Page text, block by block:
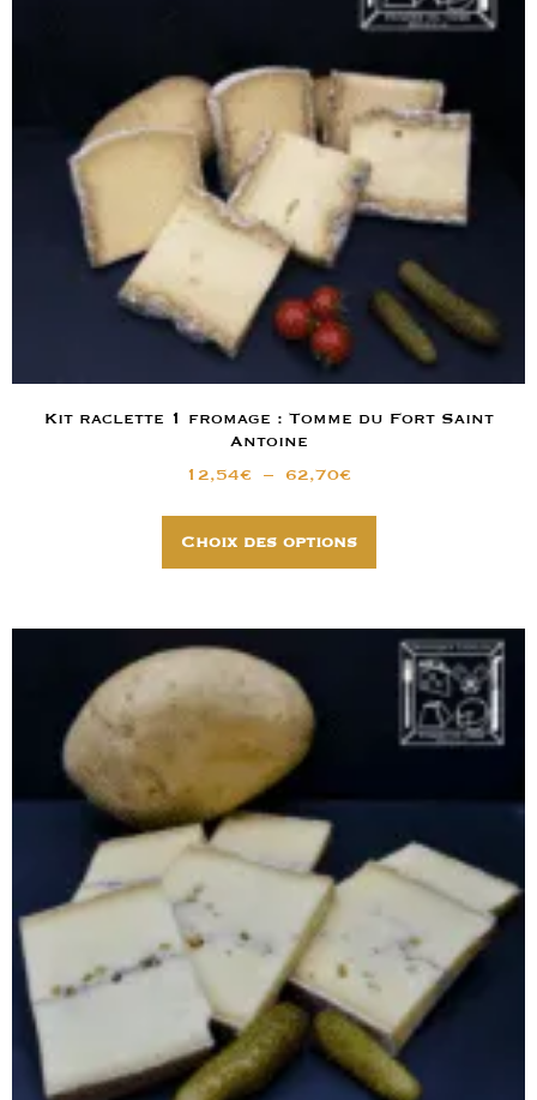
Kit raclette 1 fromage : Tomme du Fort Saint
Antoine
12,54€ – 62,70€
Choix des options